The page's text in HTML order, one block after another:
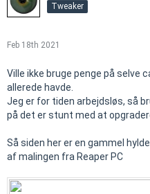
Tweaker
Feb 18th 2021
Ville ikke bruge penge på selve
allerede havde.
Jeg er for tiden arbejdsløs, så
på det er stunt med at
Så siden her er en gammel
af malingen fra Reaper PC